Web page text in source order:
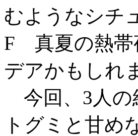
むようなシチ
F 真夏の熱帯
デアかもしれ
今回、3人の
トグミと甘め